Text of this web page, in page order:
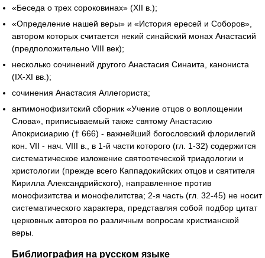
«Беседа о трех сороковинах» (XII в.);
«Определение нашей веры» и «История ересей и Соборов»,
автором которых считается некий синайский монах Анастасий
(предположительно VIII век);
несколько сочинений другого Анастасия Синаита, канониста
(IX-XI вв.);
сочинения Анастасия Аллегориста;
антимонофизитский сборник «Учение отцов о воплощении
Слова», приписываемый также святому Анастасию
Апокрисиарию († 666) - важнейший богословский флорилегий
кон. VII - нач. VIII в., в 1-й части которого (гл. 1-32) содержится
систематическое изложение святоотеческой триадологии и
христологии (прежде всего Каппадокийских отцов и святителя
Кирилла Александрийского), направленное против
монофизитства и монофелитства; 2-я часть (гл. 32-45) не носит
систематического характера, представляя собой подбор цитат
церковных авторов по различным вопросам христианской
веры.
Библиография на русском языке